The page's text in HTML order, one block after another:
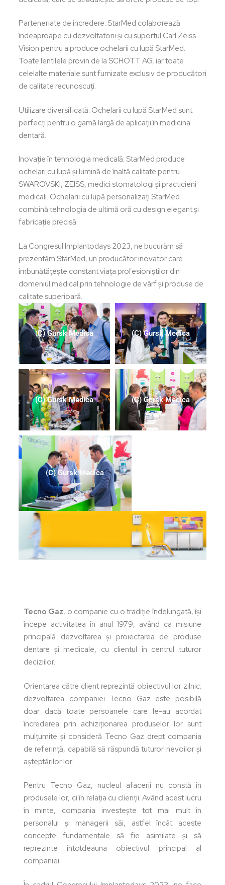
Parteneriate de încredere: StarMed colaborează
îndeaproape cu dezvoltatorii și cu suportul Carl Zeiss
Vision pentru a produce ochelarii cu lupă StarMed.
Toate lentilele provin de la SCHOTT AG, iar toate
celelalte materiale sunt furnizate exclusiv de producători
de calitate recunoscuți.
Utilizare diversificată: Ochelarii cu lupă StarMed sunt
perfecți pentru o gamă largă de aplicații în medicina
dentară.
Inovație în tehnologia medicală: StarMed produce
ochelari cu lupă și lumină de înaltă calitate pentru
SWAROVSKI, ZEISS, medici stomatologi și practicieni
medicali. Ochelarii cu lupă personalizați StarMed
combină tehnologia de ultimă oră cu design elegant și
fabricație precisă.
La Congresul Implantodays 2023, ne bucurăm să
prezentăm StarMed, un producător inovator care
îmbunătățește constant viața profesioniștilor din
domeniul medical prin tehnologie de vârf și produse de
calitate superioară.
(C) Gursk Medica (C) Gursk Medica
(C) Gursk Medica (C) Gursk Medica
(C) Gursk Medica
Tecno Gaz, o companie cu o tradiție îndelungată, își
începe activitatea în anul 1979, având ca misiune
principală dezvoltarea și proiectarea de produse
dentare și medicale, cu clientul în centrul tuturor
deciziilor.
Orientarea către client reprezintă obiectivul lor zilnic;
dezvoltarea companiei Tecno Gaz este posibilă
doar dacă toate persoanele care le-au acordat
încrederea prin achiziționarea produselor lor sunt
mulțumite și consideră Tecno Gaz drept compania
de referință, capabilă să răspundă tuturor nevoilor și
așteptărilor lor.
Pentru Tecno Gaz, nucleul afacerii nu constă în
produsele lor, ci în relația cu clienții. Având acest lucru
în minte, compania investește tot mai mult în
personalul și managerii săi, astfel încât aceste
concepte fundamentale să fie asimilate și să
reprezinte întotdeauna obiectivul principal al
companiei.